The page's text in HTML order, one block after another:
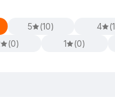
5 (10) 4 (1
(0) 1 (0)